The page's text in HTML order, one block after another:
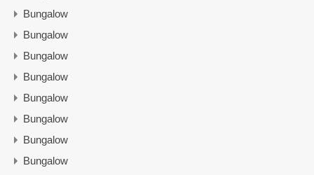
Bungalow
Bungalow
Bungalow
Bungalow
Bungalow
Bungalow
Bungalow
Bungalow